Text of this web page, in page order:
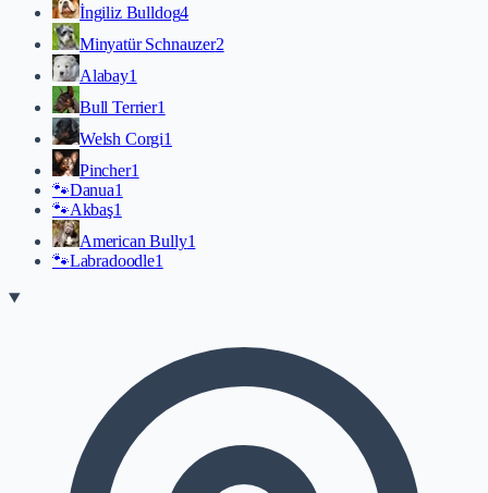
İngiliz Bulldog4
Minyatür Schnauzer2
Alabay1
Bull Terrier1
Welsh Corgi1
Pincher1
🐾Danua1
🐾Akbaş1
American Bully1
🐾Labradoodle1